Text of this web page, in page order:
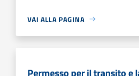
VAI ALLA PAGINA
Permesso per il transito e